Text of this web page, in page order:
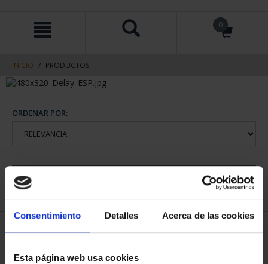
Consentimiento Detalles Acerca de las cookies
Esta página web usa cookies
contenido
navegacin
0
INICIO PRODUCTOS
ORDENAR POR:
1 Productos encontrados